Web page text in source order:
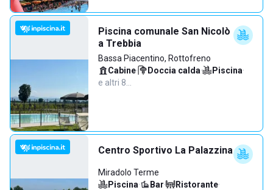
Piscina comunale San Nicolò
a Trebbia
Bassa Piacentino, Rottofreno
Cabine· Doccia calda· Piscina·
e altri 8…
Centro Sportivo La Palazzina
Miradolo Terme
Piscina· Bar· Ristorante·